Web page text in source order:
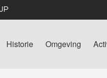
Historie Omgeving